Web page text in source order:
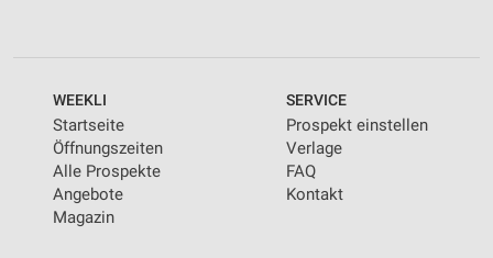
WEEKLI
Startseite
Öffnungszeiten
Alle Prospekte
Angebote
Magazin
SERVICE
Prospekt einstellen
Verlage
FAQ
Kontakt